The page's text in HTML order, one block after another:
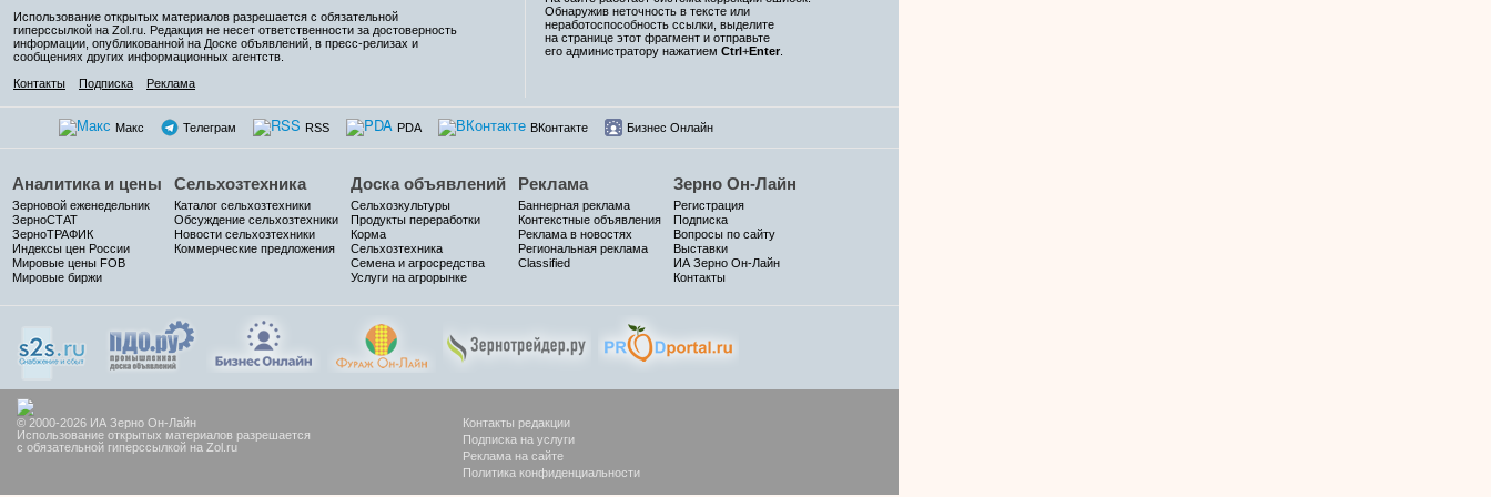
Использование открытых материалов разрешается с обязательной
гиперссылкой на Zol.ru. Редакция не несет ответственности за достоверность
информации, опубликованной на Доске объявлений, в пресс-релизах и
сообщениях других информационных агентств.
Контакты
Подписка Реклама
Обнаружив неточность в тексте или
неработоспособность ссылки, выделите
на странице этот фрагмент и отправьте
его администратору нажатием Ctrl+Enter
Макс Телеграм RSS PDA ВКонтакте Бизнес Онлайн
Аналитика и цены
Зерновой еженедельник
ЗерноСТАТ
ЗерноТРАФИК
Индексы цен России
Мировые цены FOB
Мировые биржи
Сельхозтехника
Каталог сельхозтехники
Обсуждение сельхозтехники
Новости сельхозтехники
Коммерческие предложения
Доска объявлений
Сельхозкультуры
Продукты переработки
Корма
Сельхозтехника
Семена и агросредства
Услуги на агрорынке
Реклама
Баннерная реклама
Контекстные объявления
Реклама в новостях
Региональная реклама
Classified
Зерно Он-Лайн
Регистрация
Подписка
Вопросы по сайту
Выставки
ИА Зерно Он-Лайн
Контакты
© 2000-2026 ИА Зерно Он-Лайн
Использование открытых материалов разрешается
с обязательной гиперссылкой на Zol.ru
Контакты редакции
Подписка на услуги
Реклама на сайте
Политика конфиденциальности